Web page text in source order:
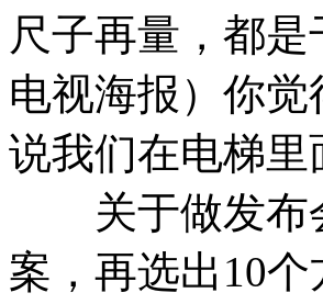
尺子再量，都
电视海报）你
说我们在电梯
关于做发布会
案，再选出10